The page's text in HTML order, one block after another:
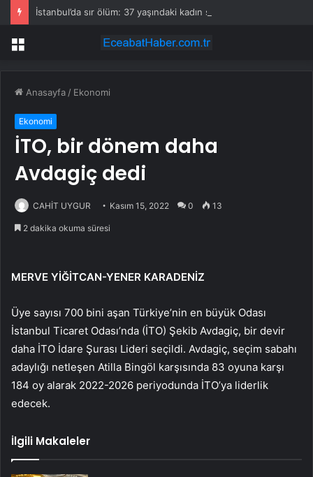
Menü
Anasayfa / Ekonomi
Ekonomi
İTO, bir dönem daha
Avdagiç dedi
CAHİT UYGUR Kasım 15, 2022 0 13
2 dakika okuma süresi
MERVE YİĞİTCAN-YENER KARADENİZ
Üye sayısı 700 bini aşan Türkiye’nin en büyük Odası
İstanbul Ticaret Odası’nda (İTO) Şekib Avdagiç, bir devir
daha İTO İdare Şurası Lideri seçildi. Avdagiç, seçim sabahı
adaylığı netleşen Atilla Bingöl karşısında 83 oyuna karşı
184 oy alarak 2022-2026 periyodunda İTO’ya liderlik
edecek.
İlgili Makaleler